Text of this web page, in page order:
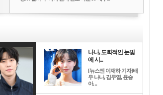
나나, 도회적인 눈빛
에 시...
[뉴스엔 이재하 기자]배
우 나나, 김무열, 윤승
아, ..